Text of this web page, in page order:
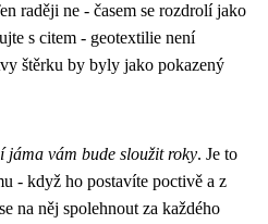
raději ne - časem se rozdrolí jako
s citem - geotextilie není
štěrku by byly jako pokazený
jáma vám bude sloužit roky. Je to
- když ho postavíte poctivě a z
na něj spolehnout za každého